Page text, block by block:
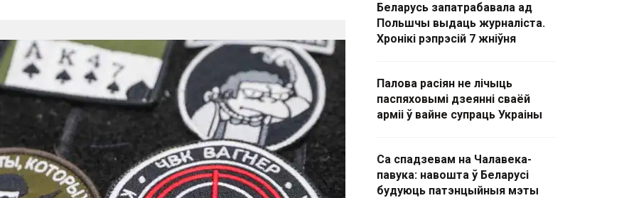
Беларусь запатрабавала ад
Польшчы выдаць журналіста.
Хронікі рэпрэсій 7 жніўня
Палова расіян не лічыць
паспяховымі дзеянні сваёй
арміі ў вайне супраць Украіны
Са спадзевам на Чалавека-
павука: навошта ў Беларусі
будуюць патэнцыйныя мэты